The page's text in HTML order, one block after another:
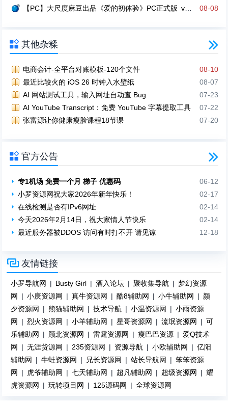
08-08
【PC】大尺度麻豆出品《爱的初体验》PC正式版 v251227 激情爱恋的真人互动游戏【16.3GB】
 其他杂糅 
08-10
电商会计-全平台对账模板-120个文件
08-07
最近比较火的 iOS 26 时钟入水壁纸
07-23
AI 网站测试工具，输入网址自动查 Bug
07-22
AI YouTube Transcript：免费 YouTube 字幕提取工具
07-20
张富源让你健康瘦脸课程18节课
 官方公告 
06-12
专1机场 免费一个月 梯子 优惠码
02-17
小罗资源网祝大家2026年新年快乐！
02-14
在线检测是否有IPv6网址
02-14
今天2026年2月14日，祝大家情人节快乐
12-18
最近服务器被DDOS 访问有时打不开 请见谅
 友情链接
小罗导航网 | Busty Girl |酒入论坛 |聚收集导航 |梦幻资源
网 |小庚资源网 |真牛资源网 |酷8辅助网 |小牛辅助网 | 颜
夕资源网 |熊猫辅助网 |技术导航 |小温资源网 |小雨资源
网 |烈火资源网 |小羊辅助网 |星哥资源网 |流氓资源网 |可
乐辅助网 | 顾北资源网 |雷霆资源网 |瘦巴巴资源 |爱Q技术
网 |无涯货源网 | 235资源网 | 资源导航 |小欧辅助网 |亿阳
辅助网 |牛蛙资源网 | 兄长资源网 |站长导航网 |笨笨资源
网 | 虎爷辅助网 |七天辅助网 | 超凡辅助网 | 超级资源网 |耀
虎资源网 |玩转项目网 | 125源码网 |全球资源网